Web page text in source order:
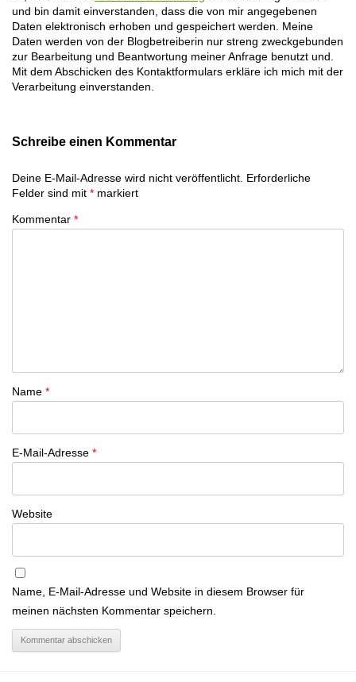
und bin damit einverstanden, dass die von mir angegebenen
Daten elektronisch erhoben und gespeichert werden. Meine
Daten werden von der Blogbetreiberin nur streng zweckgebunden
zur Bearbeitung und Beantwortung meiner Anfrage benutzt und.
Mit dem Abschicken des Kontaktformulars erkläre ich mich mit der
Verarbeitung einverstanden.
Schreibe einen Kommentar
Deine E-Mail-Adresse wird nicht veröffentlicht. Erforderliche
Felder sind mit * markiert
Kommentar *
Name *
E-Mail-Adresse *
Website
Name, E-Mail-Adresse und Website in diesem Browser für
meinen nächsten Kommentar speichern.